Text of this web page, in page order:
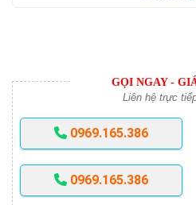
GỌI NGAY -
Liên hệ trực
0969.165.386
0969.165.386